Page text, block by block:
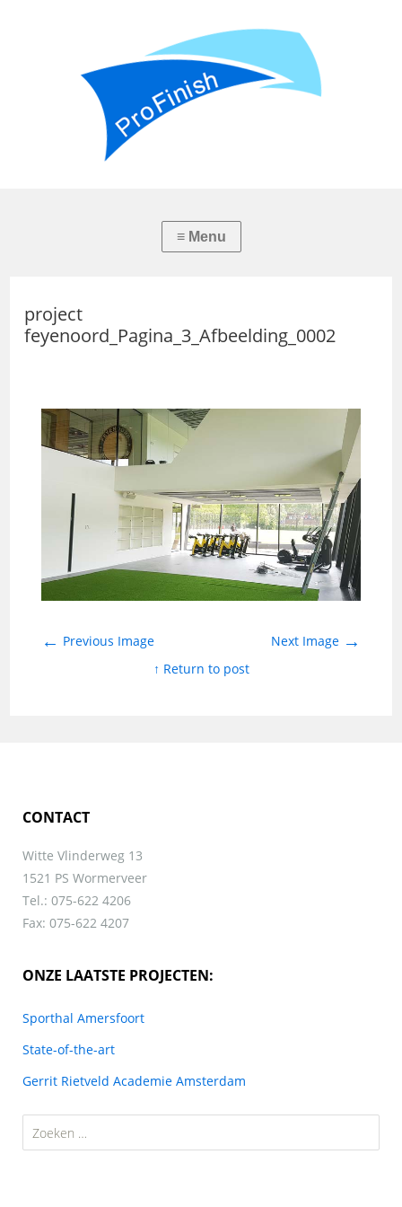
project
feyenoord_Pagina_3_Afbeelding_0002
← Previous Image Next Image →
↑ Return to post
CONTACT
Witte Vlinderweg 13
1521 PS Wormerveer
Tel.: 075-622 4206
Fax: 075-622 4207
ONZE LAATSTE PROJECTEN:
Sporthal Amersfoort
State-of-the-art
Gerrit Rietveld Academie Amsterdam
Zoeken
naar: